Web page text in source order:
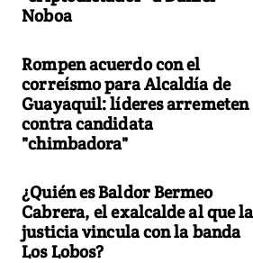
Noboa
Rompen acuerdo con el
correísmo para Alcaldía de
Guayaquil: líderes arremeten
contra candidata
"chimbadora"
¿Quién es Baldor Bermeo
Cabrera, el exalcalde al que la
justicia vincula con la banda
Los Lobos?